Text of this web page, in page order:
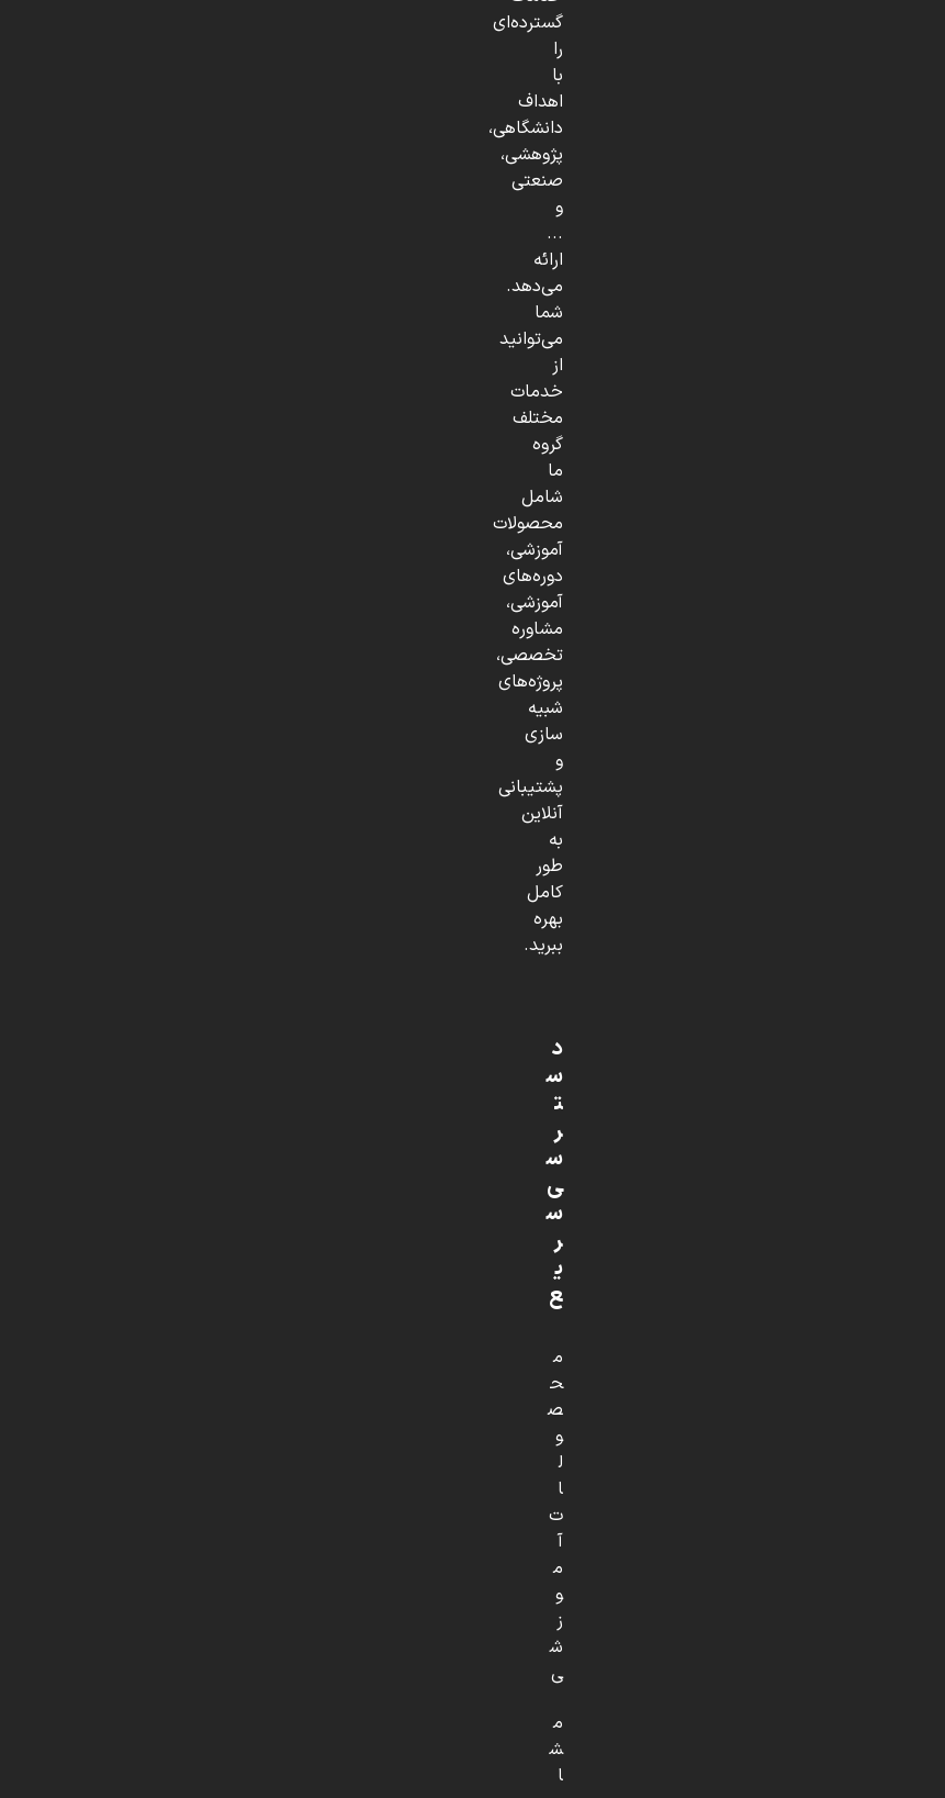
گسترده‌ای
را
با
اهداف
دانشگاهی،
پژوهشی،
صنعتی
و
...
ارائه
می‌دهد.
شما
می‌توانید
از
خدمات
مختلف
گروه
ما
شامل
محصولات
آموزشی،
دوره‌های
آموزشی،
مشاوره
تخصصی،
پروژه‌های
شبیه
سازی
و
پشتیبانی
آنلاین
به
طور
کامل
بهره
ببرید.
د
س
ت
ر
س
ی
س
ر
ی
ع
م
ح
ص
و
ل
ا
ت
آ
م
و
ز
ش
ی
م
ش
ا